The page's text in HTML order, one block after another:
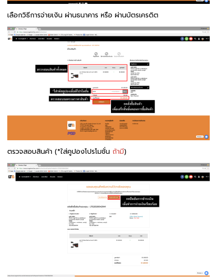
เลือกวิธีการจ่ายเงิน ผ่านธนาคาร หรือ ผ่านบัตรเครดิต
ตรวจสอบสินค้า (*ใส่คูปองโปรโมชั่น ถ้ามี)